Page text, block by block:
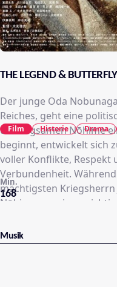
THE LEGEND & BUTTERFLY
Der junge Oda
Reiches, geht eine
unbeugsamen Nōhime
beginnt, entwickelt sich
voller Konflikte, Respekt
Verbundenheit.
mächtigsten
Nōhime zu seiner
Verrat und dem hohen
fordern.
168
Min.
Film Historie Drama
Musik